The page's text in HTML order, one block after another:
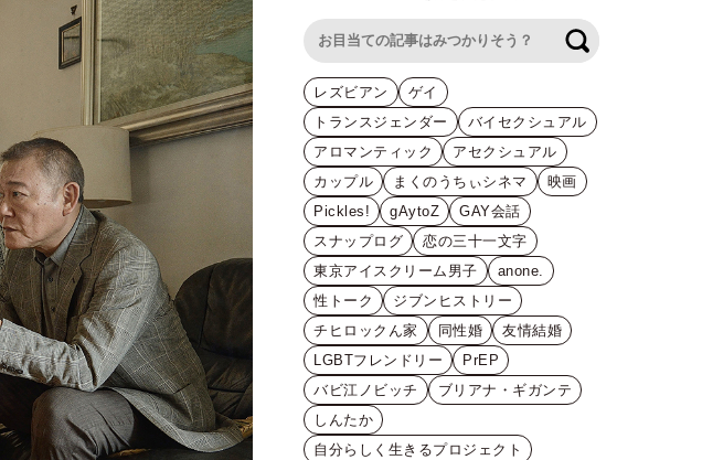
レズビアン
ゲイ
トランスジェンダー
バイセクシュアル
アロマンティック
アセクシュアル
カップル
まくのうちぃシネマ
映画
Pickles!
gAytoZ
GAY会話
スナップログ
恋の三十一文字
東京アイスクリーム男子
anone.
性トーク
ジブンヒストリー
チヒロックん家
同性婚
友情結婚
LGBTフレンドリー
PrEP
バビ江ノビッチ
ブリアナ・ギガンテ
しんたか
自分らしく生きるプロジェクト